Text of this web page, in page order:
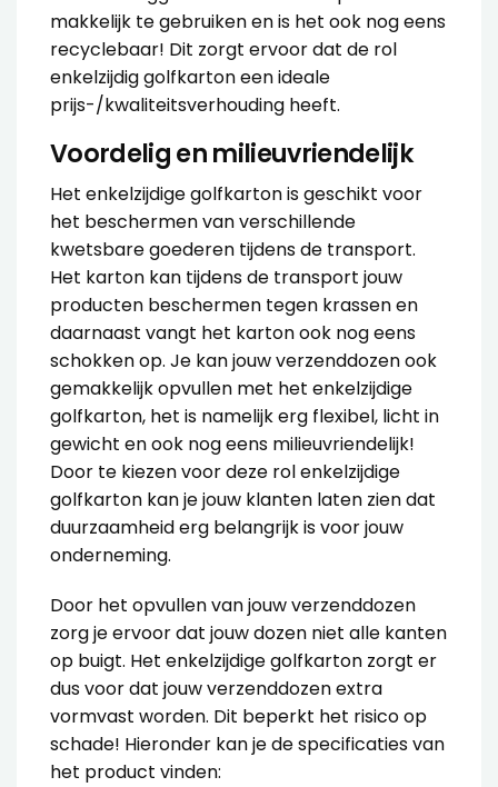
makkelijk te gebruiken en is het ook nog eens
recyclebaar! Dit zorgt ervoor dat de rol
enkelzijdig golfkarton een ideale
prijs-/kwaliteitsverhouding heeft.
Voordelig en milieuvriendelijk
Het enkelzijdige golfkarton is geschikt voor
het beschermen van verschillende
kwetsbare goederen tijdens de transport.
Het karton kan tijdens de transport jouw
producten beschermen tegen krassen en
daarnaast vangt het karton ook nog eens
schokken op. Je kan jouw verzenddozen ook
gemakkelijk opvullen met het enkelzijdige
golfkarton, het is namelijk erg flexibel, licht in
gewicht en ook nog eens milieuvriendelijk!
Door te kiezen voor deze rol enkelzijdige
golfkarton kan je jouw klanten laten zien dat
duurzaamheid erg belangrijk is voor jouw
onderneming.
Door het opvullen van jouw verzenddozen
zorg je ervoor dat jouw dozen niet alle kanten
op buigt. Het enkelzijdige golfkarton zorgt er
dus voor dat jouw verzenddozen extra
vormvast worden. Dit beperkt het risico op
schade! Hieronder kan je de specificaties van
het product vinden: